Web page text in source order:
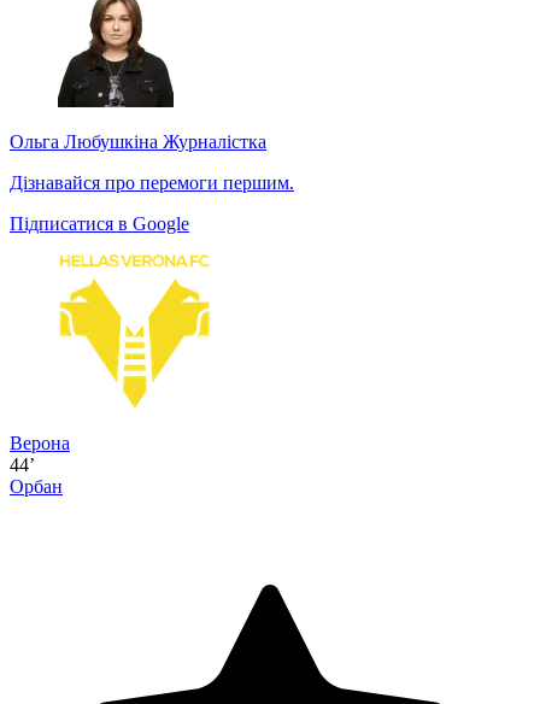
Ольга Любушкіна Журналістка
Дізнавайся про перемоги першим.
Підписатися в Google
Верона
44’
Орбан